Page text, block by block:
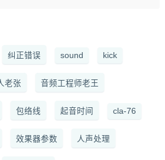
纠正错误 sound kick
老张 音频工程师老王
包络线 起音时间 cla-76
效果器参数 人声处理